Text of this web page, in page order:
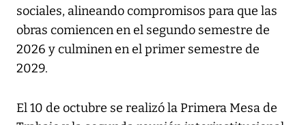
sociales, alineando compromisos para que las
obras comiencen en el segundo semestre de
2026 y culminen en el primer semestre de
2029.
El 10 de octubre se realizó la Primera Mesa de